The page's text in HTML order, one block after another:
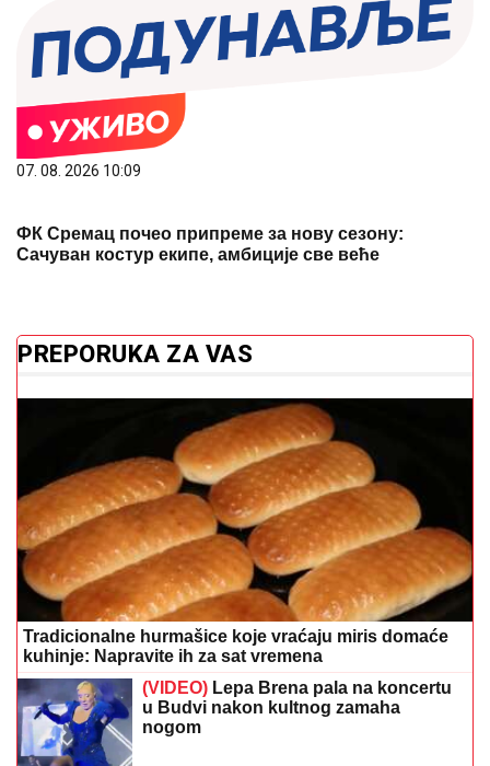
07. 08. 2026 10:09
ФК Сремац почео припреме за нову сезону:
Сачуван костур екипе, амбиције све веће
PREPORUKA ZA VAS
Tradicionalne hurmašice koje vraćaju miris domaće
kuhinje: Napravite ih za sat vremena
(VIDEO) Lepa Brena pala na koncertu
u Budvi nakon kultnog zamaha
nogom